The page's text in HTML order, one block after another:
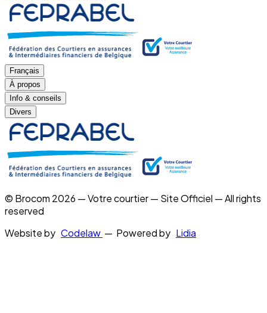
Français
À propos
Info & conseils
Divers
© Brocom 2026 — Votre courtier — Site Officiel — All rights
reserved
Website by Codelaw — Powered by Lidia